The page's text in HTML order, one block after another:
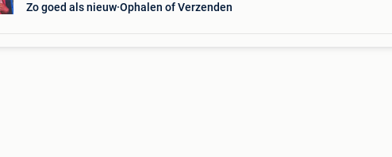
Zo goed als nieuw Ophalen of Verzenden